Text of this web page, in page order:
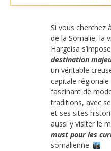
Si vous cherchez
de la Somalie, la
Hargeisa
destination
un véritable
capitale
fascinant de
traditions, avec
et ses sites
aussi y visiter le
must pour les
somalienne.